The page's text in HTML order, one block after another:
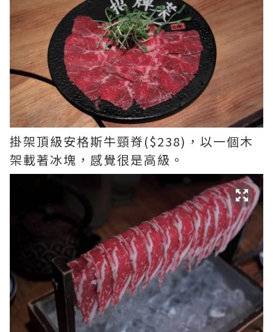
掛架頂級安格斯牛頸脊($238)，以一個木
架載著冰塊，感覺很是高級。